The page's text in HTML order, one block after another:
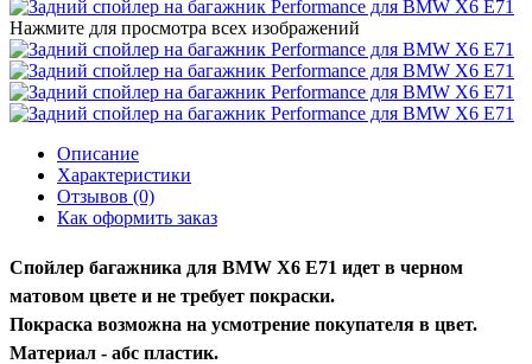
Нажмите для просмотра всех изображений
Описание
Характеристики
Отзывов (0)
Как оформить заказ
Спойлер багажника для BMW X6 E71 идет в черном
матовом цвете и не требует покраски.
Покраска возможна на усмотрение покупателя в цвет.
Материал - абс пластик.